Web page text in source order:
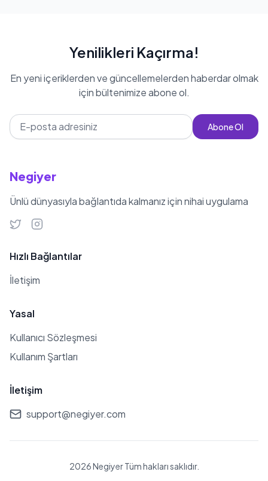
Yenilikleri Kaçırma!
En yeni içeriklerden ve güncellemelerden haberdar olmak
için bültenimize abone ol.
Abone Ol
Negiyer
Ünlü dünyasıyla bağlantıda kalmanız için nihai uygulama
Hızlı Bağlantılar
İletişim
Yasal
Kullanıcı Sözleşmesi
Kullanım Şartları
İletişim
support@negiyer.com
2026 Negiyer Tüm hakları saklıdır.